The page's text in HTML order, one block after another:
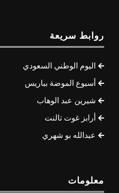
روابط سريعة
اليوم الوطني السعودي
أسبوع الموضة بباريس
شيرين عبد الوهاب
أرابز غوت تالنت
عبدالله بو شهري
معلومات